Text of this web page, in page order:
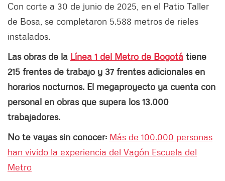
Con corte a 30 de junio de 2025, en el Patio Taller
de Bosa, se completaron 5.588 metros de rieles
instalados.
Las obras de la Línea 1 del Metro de Bogotá tiene
215 frentes de trabajo y 37 frentes adicionales en
horarios nocturnos. El megaproyecto ya cuenta con
personal en obras que supera los 13.000
trabajadores.
No te vayas sin conocer: Más de 100.000 personas
han vivido la experiencia del Vagón Escuela del
Metro